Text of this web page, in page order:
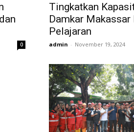
0
Tingkatkan
Damkar
Pelajaran
admin - November 19, 2024